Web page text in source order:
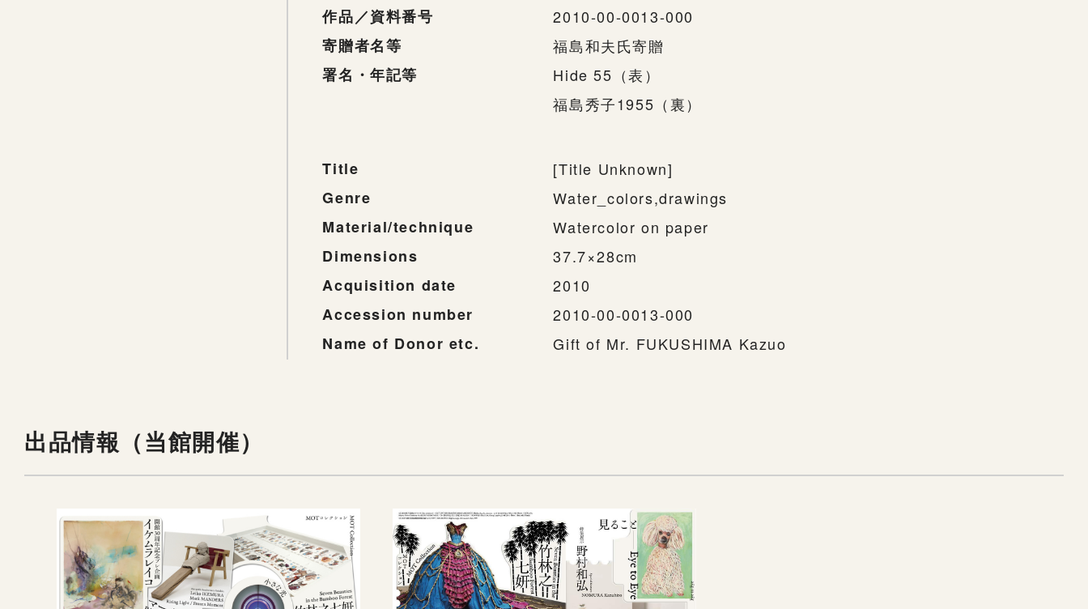
作品／資料番号
2010-00-0013-000
寄贈者名等
福島和夫氏寄贈
署名・年記等
Hide 55（表）
福島秀子1955（裏）
Title
[Title Unknown]
Genre
Water_colors,drawings
Material/technique
Watercolor on paper
Dimensions
37.7×28cm
Acquisition date
2010
Accession number
2010-00-0013-000
Name of Donor etc.
Gift of Mr. FUKUSHIMA Kazuo
出品情報（当館開催）